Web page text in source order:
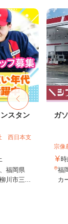
スタン
西日本支
福岡県
川市三...
ガ
宗像
福
カ